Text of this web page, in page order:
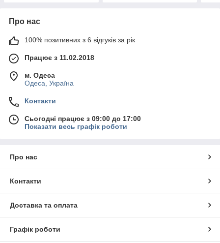
Про нас
100% позитивних з 6 відгуків за рік
Працює з 11.02.2018
м. Одеса
Одеса, Україна
Контакти
Сьогодні працює з 09:00 до 17:00
Показати весь графік роботи
Про нас
Контакти
Доставка та оплата
Графік роботи